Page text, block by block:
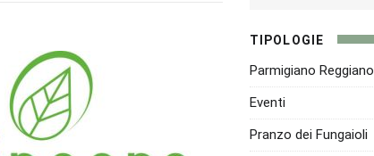
TIPOLOGIE
Parmigiano Reggiano
Eventi
Pranzo dei Fungaioli